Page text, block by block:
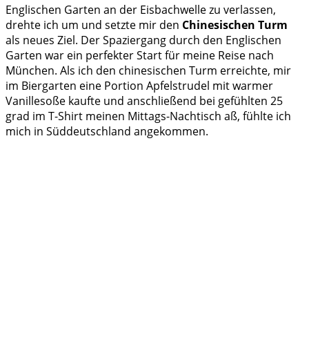
Englischen Garten an der Eisbachwelle zu verlassen,
drehte ich um und setzte mir den Chinesischen Turm
als neues Ziel. Der Spaziergang durch den Englischen
Garten war ein perfekter Start für meine Reise nach
München. Als ich den chinesischen Turm erreichte, mir
im Biergarten eine Portion Apfelstrudel mit warmer
Vanillesoße kaufte und anschließend bei gefühlten 25
grad im T-Shirt meinen Mittags-Nachtisch aß, fühlte ich
mich in Süddeutschland angekommen.